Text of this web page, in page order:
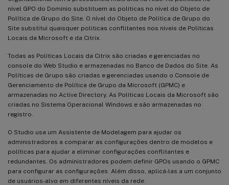
nível GPO do Domínio substituem as políticas no nível do Objeto de
Política de Grupo do Site. O nível do Objeto de Política de Grupo do
Site substitui quaisquer políticas conflitantes nos níveis de Políticas
Locais da Microsoft e da Citrix.
Todas as Políticas Locais da Citrix são criadas e gerenciadas no
console do Web Studio e armazenadas no Banco de Dados do Site. As
Políticas de Grupo são criadas e gerenciadas usando o Console de
Gerenciamento de Política de Grupo da Microsoft (GPMC) e
armazenadas no Active Directory. As Políticas Locais da Microsoft são
criadas no Sistema Operacional Windows e são armazenadas no
registro.
O Studio usa um Assistente de Modelagem para ajudar os
administradores a comparar as configurações dentro de modelos e
políticas para ajudar a eliminar configurações conflitantes e
redundantes. Os administradores podem definir GPOs usando o GPMC
para configurar as configurações. Além disso, aplicá-las a um conjunto
de usuários-alvo em diferentes níveis da rede.